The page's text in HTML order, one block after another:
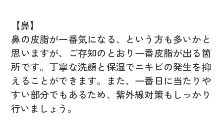
【鼻】
鼻の皮脂が一番気になる、という方も多いかと
思いますが、ご存知のとおり一番皮脂が出る箇
所です。丁寧な洗顔と保湿でニキビの発生を抑
えることができます。また、一番日に当たりや
すい部分でもあるため、紫外線対策もしっかり
行いましょう。